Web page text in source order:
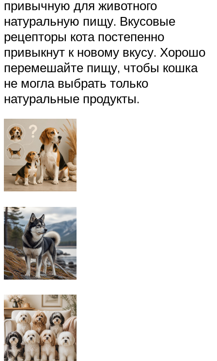
привычную для животного
натуральную пищу. Вкусовые
рецепторы кота постепенно
привыкнут к новому вкусу. Хорошо
перемешайте пищу, чтобы кошка
не могла выбрать только
натуральные продукты.